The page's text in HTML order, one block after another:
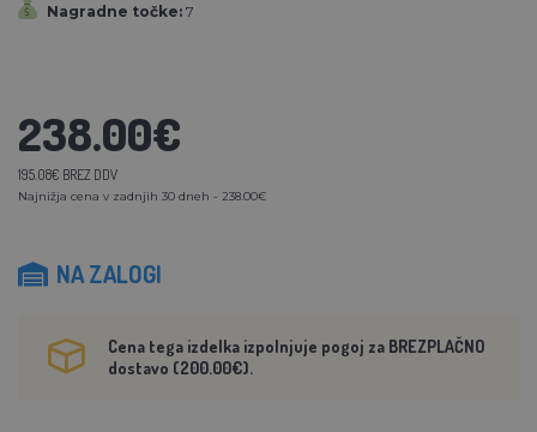
Nagradne točke: 7
238.00€
195.08€ BREZ DDV
Najnižja cena v zadnjih 30 dneh - 238.00€
NA ZALOGI
Cena tega izdelka izpolnjuje pogoj za BREZPLAČNO
dostavo (200.00€).